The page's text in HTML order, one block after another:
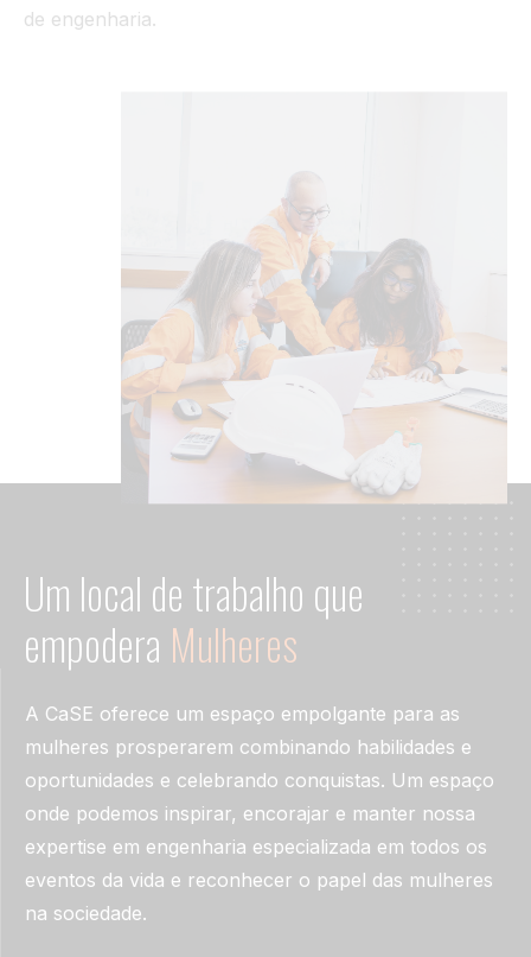
de engenharia.
Um local de trabalho que
empodera Mulheres
A CaSE oferece um espaço empolgante para as
mulheres prosperarem combinando habilidades e
oportunidades e celebrando conquistas. Um espaço
onde podemos inspirar, encorajar e manter nossa
expertise em engenharia especializada em todos os
eventos da vida e reconhecer o papel das mulheres
na sociedade.